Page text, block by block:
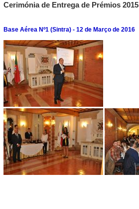
Cerimónia de Entrega de Prémios 2015
Base Aérea Nº1 (Sintra) - 12 de Março de 2016